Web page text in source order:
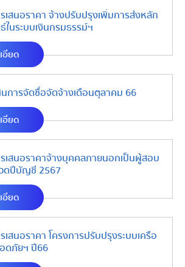
เสนอราคา จ้างปรับปรุงเพิ่มการส่งหลัก
นระบบเงินกรมธรรม์ฯ
อียด
การจัดซื้อจัดจ้างเดือนตุลาคม 66
อียด
เสนอราคาจ้างบุคคลภายนอกเป็นผู้สอบ
ดปีบัญชี 2567
อียด
เสนอราคา โครงการปรับปรุงระบบเครือ
ดภัยฯ ปี66